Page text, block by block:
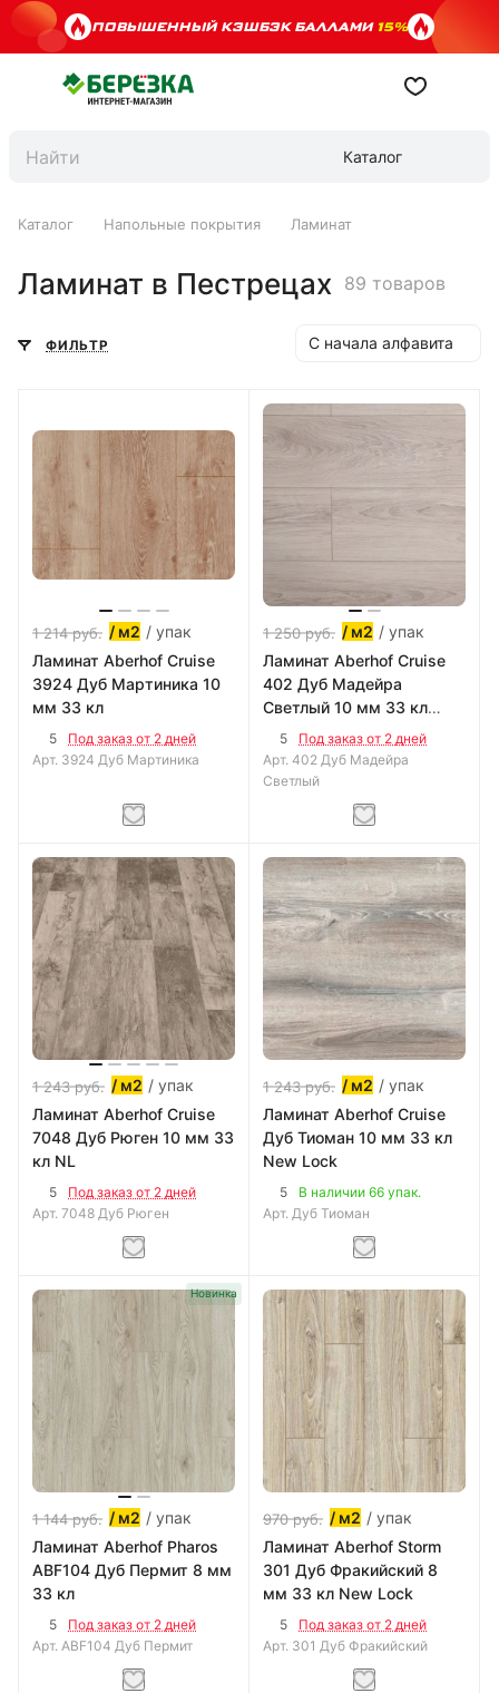
ПОВЫШЕННЫЙ КЭШБЭК БАЛЛАМИ15%
Каталог
Каталог Напольные покрытия Ламинат
Ламинат в Пестрецах 89 товаров
ФИЛЬТР С начала алфавита
1 214руб. / м2 / упак
Ламинат Aberhof Cruise
3924 Дуб Мартиника 10
мм 33 кл
5
Под заказ от 2 дней
Арт. 3924 Дуб Мартиника
1 250руб. / м2 / упак
Ламинат Aberhof Cruise
402 Дуб Мадейра
Светлый 10 мм 33 кл
New Lock
5
Под заказ от 2 дней
Арт. 402 Дуб Мадейра
Светлый
1 243руб. / м2 / упак
Ламинат Aberhof Cruise
7048 Дуб Рюген 10 мм 33
кл NL
5
Под заказ от 2 дней
Арт. 7048 Дуб Рюген
1 243руб. / м2 / упак
Ламинат Aberhof Cruise
Дуб Тиоман 10 мм 33 кл
New Lock
5
В наличии 66 упак.
Арт. Дуб Тиоман
Новинка
1 144руб. / м2 / упак
Ламинат Aberhof Pharos
ABF104 Дуб Пермит 8 мм
33 кл
5
Под заказ от 2 дней
Арт. ABF104 Дуб Пермит
970руб. / м2 / упак
Ламинат Aberhof Storm
301 Дуб Фракийский 8
мм 33 кл New Lock
5
Под заказ от 2 дней
Арт. 301 Дуб Фракийский